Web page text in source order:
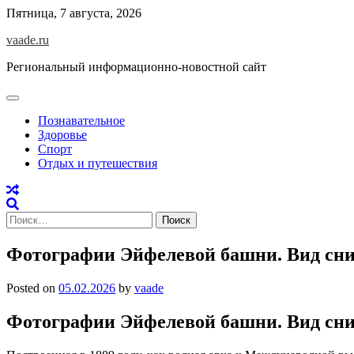
Skip
content
Пятница, 7 августа, 2026
vaade.ru
Региональный информационно-новостной сайт
Познавательное
Здоровье
Спорт
Отдых и путешествия
Найти:
Фотографии Эйфелевой башни. Вид
Posted on 05.02.2026 by vaade
Фотографии Эйфелевой башни. Вид